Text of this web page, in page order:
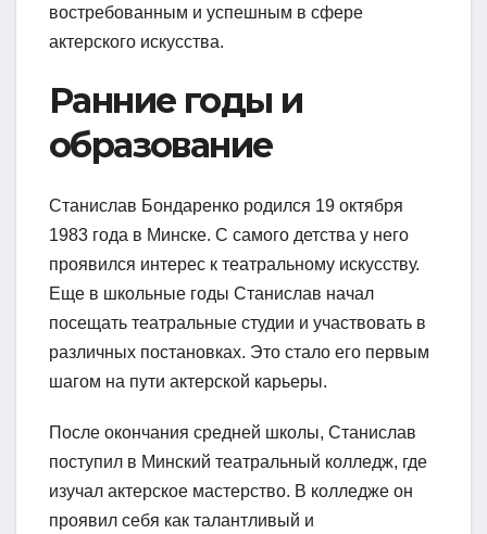
востребованным и успешным в сфере
актерского искусства.
Ранние годы и
образование
Станислав Бондаренко родился 19 октября
1983 года в Минске. С самого детства у него
проявился интерес к театральному искусству.
Еще в школьные годы Станислав начал
посещать театральные студии и участвовать в
различных постановках. Это стало его первым
шагом на пути актерской карьеры.
После окончания средней школы, Станислав
поступил в Минский театральный колледж, где
изучал актерское мастерство. В колледже он
проявил себя как талантливый и